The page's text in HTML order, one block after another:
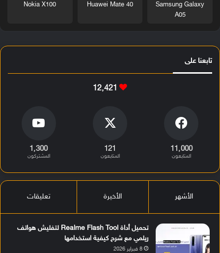
Samsung Galaxy
A05
Huawei Mate 40
Nokia X100
تابعنا على
12٬421
11٬000
المتابعون
121
المتابعون
1٬300
المشتركون
الأشهر الأخيرة تعليقات
تحميل أداة Realme Flash Tool لتفليش هواتف
ريلمي مع شرح كيفية استخدامها
8 فبراير 2026